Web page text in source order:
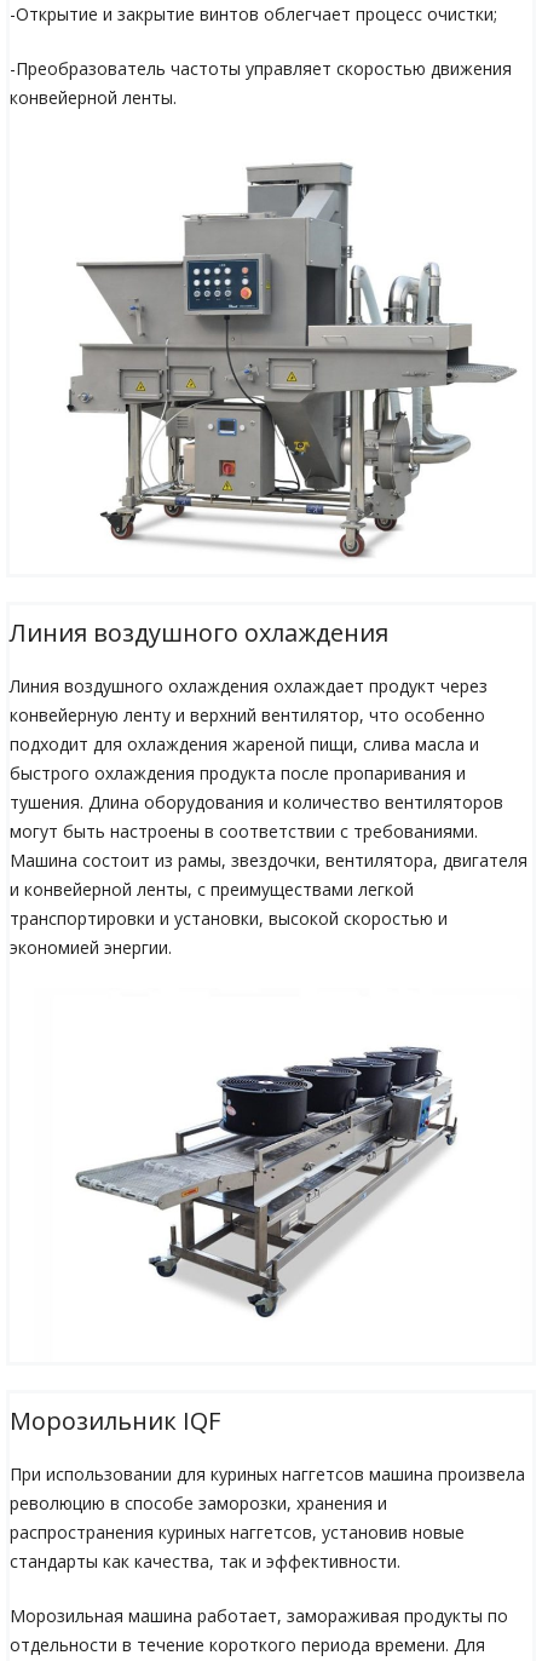
-Открытие и закрытие винтов облегчает процесс очистки;
-Преобразователь частоты управляет скоростью движения
конвейерной ленты.
Линия воздушного охлаждения
Линия воздушного охлаждения охлаждает продукт через
конвейерную ленту и верхний вентилятор, что особенно
подходит для охлаждения жареной пищи, слива масла и
быстрого охлаждения продукта после пропаривания и
тушения. Длина оборудования и количество вентиляторов
могут быть настроены в соответствии с требованиями.
Машина состоит из рамы, звездочки, вентилятора, двигателя
и конвейерной ленты, с преимуществами легкой
транспортировки и установки, высокой скоростью и
экономией энергии.
Морозильник IQF
При использовании для куриных наггетсов машина произвела
революцию в способе заморозки, хранения и
распространения куриных наггетсов, установив новые
стандарты как качества, так и эффективности.
Морозильная машина работает, замораживая продукты по
отдельности в течение короткого периода времени. Для